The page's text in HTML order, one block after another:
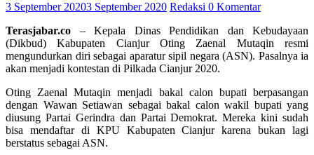
3 September 20203 September 2020 Redaksi 0 Komentar
Terasjabar.co – Kepala Dinas Pendidikan dan Kebudayaan
(Dikbud) Kabupaten Cianjur Oting Zaenal Mutaqin resmi
mengundurkan diri sebagai aparatur sipil negara (ASN). Pasalnya ia
akan menjadi kontestan di Pilkada Cianjur 2020.
Oting Zaenal Mutaqin menjadi bakal calon bupati berpasangan
dengan Wawan Setiawan sebagai bakal calon wakil bupati yang
diusung Partai Gerindra dan Partai Demokrat. Mereka kini sudah
bisa mendaftar di KPU Kabupaten Cianjur karena bukan lagi
berstatus sebagai ASN.